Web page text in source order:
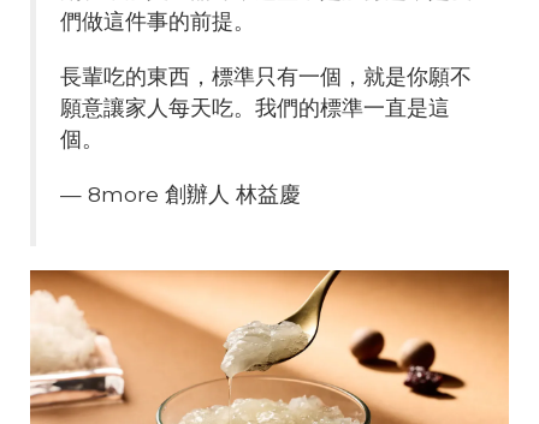
們做這件事的前提。
長輩吃的東西，標準只有一個，就是你願不
願意讓家人每天吃。我們的標準一直是這
個。
— 8more 創辦人 林益慶